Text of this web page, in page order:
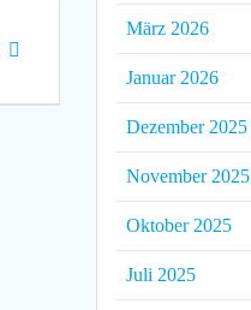
März 2026
Januar 2026
Dezember 2025
November 2025
Oktober 2025
Juli 2025